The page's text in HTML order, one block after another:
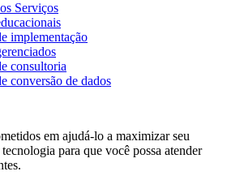
Serviços
implementação
consultoria
conversão de dados
em ajudá-lo a maximizar seu
para que você possa atender